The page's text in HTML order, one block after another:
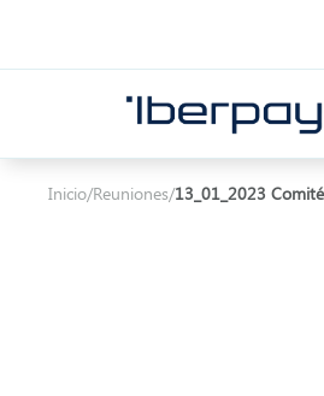
Iberpay
Inicio/Reuniones/13_01_2023